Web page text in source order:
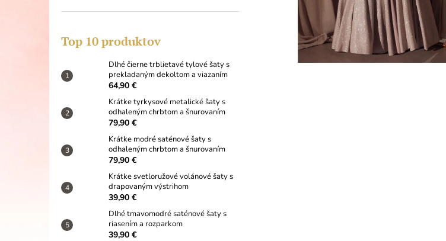
Top 10 produktov
Dlhé čierne trblietavé tylové šaty s
prekladaným dekoltom a viazaním
64,90 €
Krátke tyrkysové metalické šaty s
odhaleným chrbtom a šnurovaním
79,90 €
Krátke modré saténové šaty s
odhaleným chrbtom a šnurovaním
79,90 €
Krátke svetloružové volánové šaty s
drapovaným výstrihom
39,90 €
Dlhé tmavomodré saténové šaty s
riasením a rozparkom
39,90 €